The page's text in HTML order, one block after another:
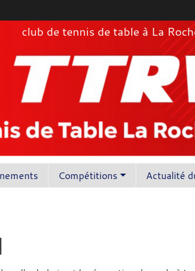
club de tennis de table à La
Compétitions Actualité